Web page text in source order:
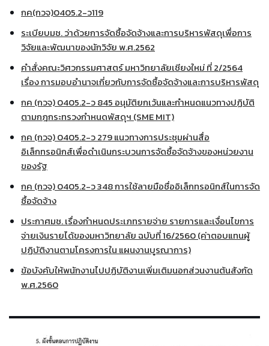
กค(กวจ)0405.2-ว119
ระเบียบมช. ว่าด้วยการจัดซื้อจัดจ้างและการบริหารพัสดุเพื่อการ
วิจัยและพัฒนาของนักวิจัย พ.ศ.2562
คำสั่งคณะวิศวกรรมศาสตร์ มหาวิทยาลัยเชียงใหม่ ที่ 2/2564
เรื่อง การมอบอำนาจเกี่ยวกับการจัดซื้อจัดจ้างและการบริหารพัสดุ
กค (กวจ) 0405.2-ว 845 อนุมัติยกเว้นและกำหนดแนวทางปฏิบัติ
ตามกฎกระทรวงกำหนดพัสดุฯ (SME MIT)
กค (กวจ) 0405.2-ว 279 แนวทางการประชุมผ่านสื่อ
อิเล็กทรอนิกส์เพื่อดำเนินกระบวนการจัดซื้อจัดจ้างของหน่วยงาน
ของรัฐ
กค (กวจ) 0405.2-ว 348 การใช้ลายมือชื่ออิเล็กทรอนิกส์ในการจัด
ซื้อจัดจ้าง
ประกาศมช. เรื่องกำหนดประเภทรายจ่าย รายการและเงื่อนไขการ
จ่ายเงินรายได้ของมหาวิทยาลัย ฉบับที่ 16/2560 (ค่าตอบแทนผู้
ปฏิบัติงานตามโครงการใน แผนงานบูรณาการ)
ข้อบังคับให้พนักงานไปปฏิบัติงานเพิ่มเติมนอกส่วนงานต้นสังกัด
พ.ศ.2560